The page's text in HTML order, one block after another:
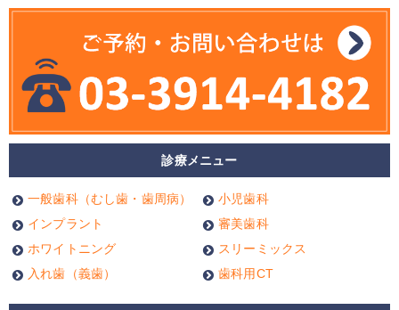
診療メニュー
一般歯科（むし歯・歯周病）
小児歯科
インプラント
審美歯科
ホワイトニング
スリーミックス
入れ歯（義歯）
歯科用CT